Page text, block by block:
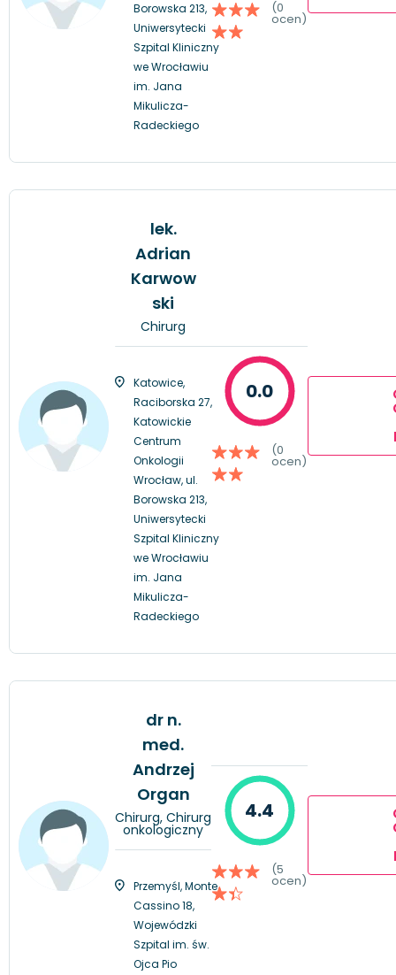
Borowska 213,
Uniwersytecki
Szpital Kliniczny
we Wrocławiu
im. Jana
Mikulicza-
Radeckiego
(0
ocen)
lek.
Adrian
Karwow
ski
Chirurg
Katowice,
Raciborska 27,
Katowickie
Centrum
Onkologii
Wrocław, ul.
Borowska 213,
Uniwersytecki
Szpital Kliniczny
we Wrocławiu
im. Jana
Mikulicza-
Radeckiego
0.0
(0
ocen)
dr n.
med.
Andrzej
Organ
Chirurg, Chirurg
onkologiczny
Przemyśl, Monte
Cassino 18,
Wojewódzki
Szpital im. św.
Ojca Pio
4.4
(5
ocen)